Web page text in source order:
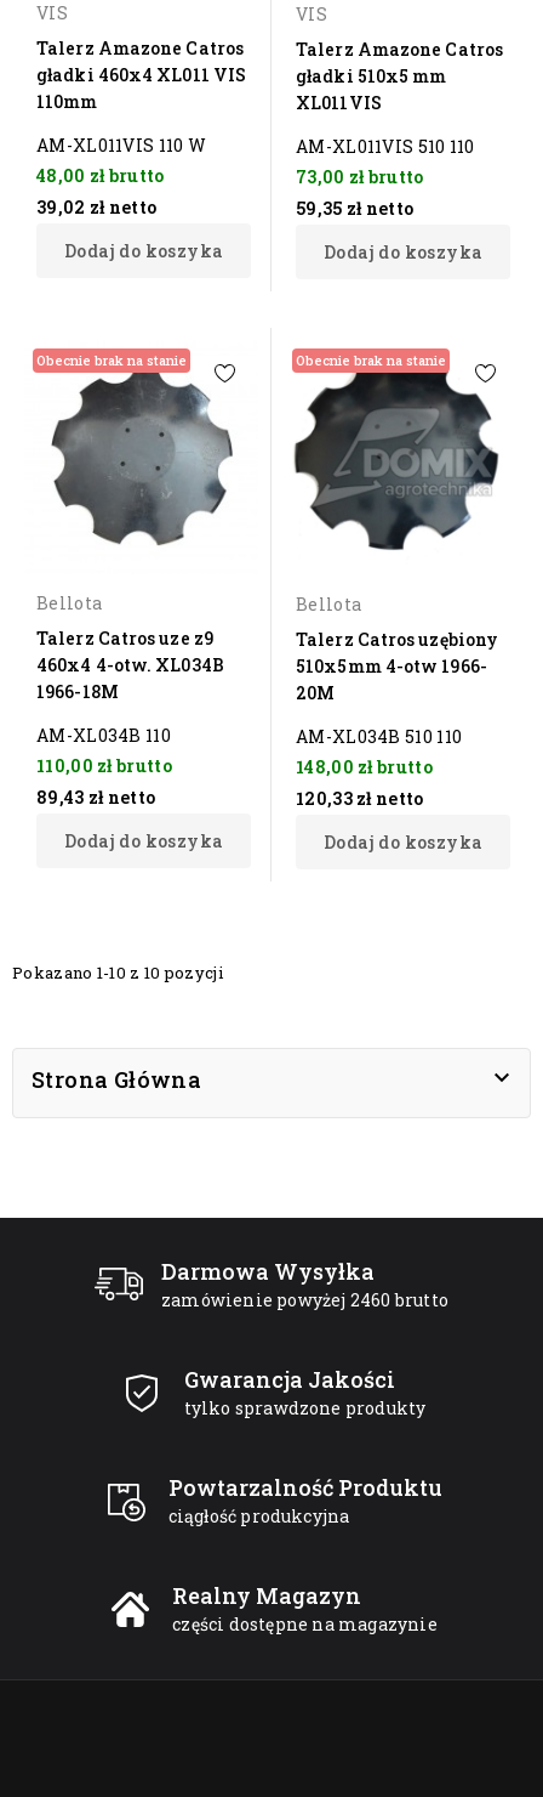
VIS
Talerz Amazone Catros
gładki 460x4 XL011 VIS
110mm
AM-XL011VIS 110 W
48,00 złbrutto
39,02 zł netto
Dodaj do koszyka
VIS
Talerz Amazone Catros
gładki 510x5 mm
XL011VIS
AM-XL011VIS 510 110
73,00 złbrutto
59,35 zł netto
Dodaj do koszyka
Obecnie brak na stanie
Bellota
Talerz Catros uze z9
460x4 4-otw. XL034B
1966-18M
AM-XL034B 110
110,00 złbrutto
89,43 zł netto
Dodaj do koszyka
Obecnie brak na stanie
Bellota
Talerz Catros uzębiony
510x5mm 4-otw 1966-
20M
AM-XL034B 510 110
148,00 złbrutto
120,33 zł netto
Dodaj do koszyka
Pokazano 1-10 z 10 pozycji
Strona Główna 
Darmowa Wysyłka
zamówienie powyżej 2460 brutto
Gwarancja Jakości
tylko sprawdzone produkty
Powtarzalność Produktu
ciągłość produkcyjna
Realny Magazyn
części dostępne na magazynie